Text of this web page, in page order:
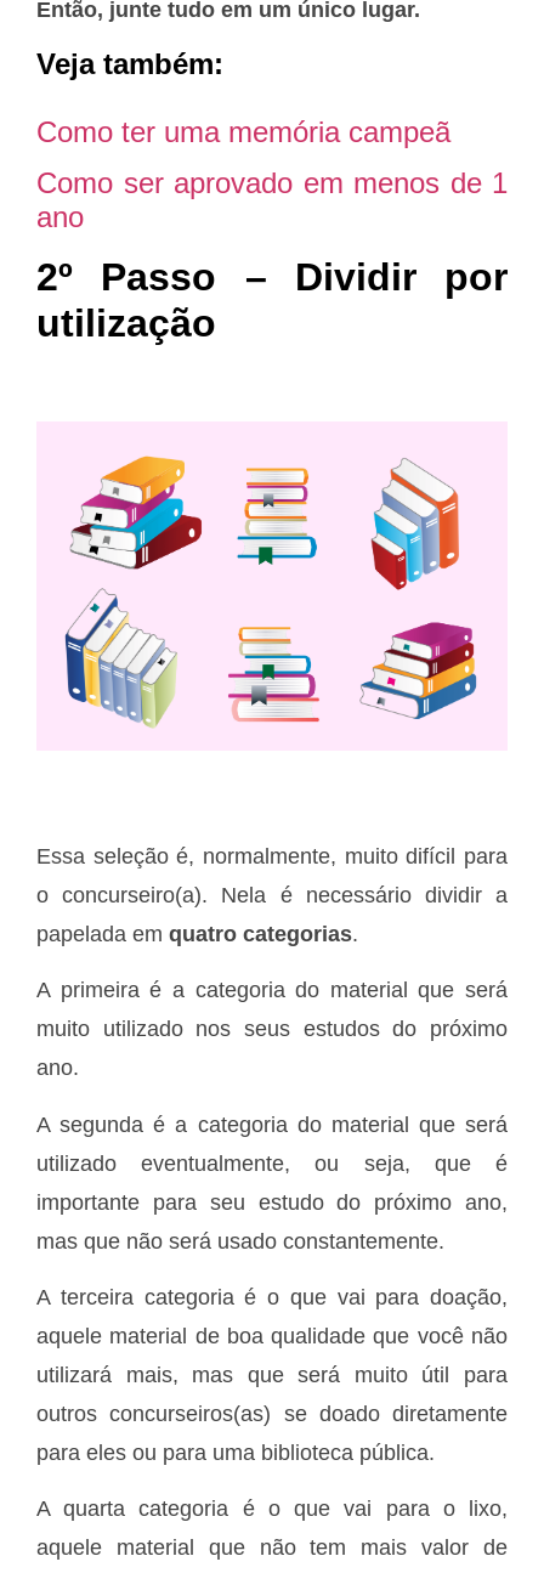
Então, junte tudo em um único lugar.
Veja também:
Como ter uma memória campeã
Como ser aprovado em menos de 1
ano
2º Passo – Dividir por
utilização
Essa seleção é, normalmente, muito difícil para
o concurseiro(a). Nela é necessário dividir a
papelada em quatro categorias.
A primeira é a categoria do material que será
muito utilizado nos seus estudos do próximo
ano.
A segunda é a categoria do material que será
utilizado eventualmente, ou seja, que é
importante para seu estudo do próximo ano,
mas que não será usado constantemente.
A terceira categoria é o que vai para doação,
aquele material de boa qualidade que você não
utilizará mais, mas que será muito útil para
outros concurseiros(as) se doado diretamente
para eles ou para uma biblioteca pública.
A quarta categoria é o que vai para o lixo,
aquele material que não tem mais valor de